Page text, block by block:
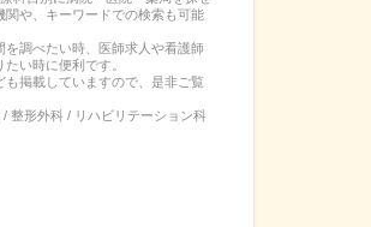
関や、キーワードでの検索も可能
調べたい時、医師求人や看護師
い時に便利です。
も掲載していますので、是非ご覧
/ 整形外科 / リハビリテーション科